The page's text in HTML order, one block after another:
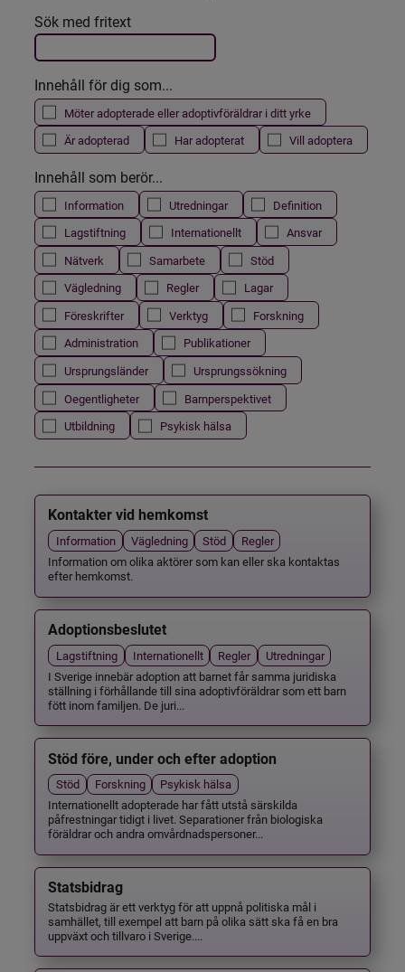
Filtrera resultatet
Det här formuläret postas automatiskt
Sök med fritext
Innehåll för dig som...
Möter adopterade eller adoptivföräldrar i ditt yrke
Är adopterad
Har adopterat Vill adoptera
Innehåll som berör...
Information Utredningar
Definition
Lagstiftning
Internationellt
Ansvar
Nätverk
Samarbete
Stöd
Vägledning
Regler
Lagar
Föreskrifter
Verktyg
Forskning
Administration
Publikationer
Ursprungsländer
Ursprungssökning
Oegentligheter
Barnperspektivet
Utbildning
Psykisk hälsa
Kontakter vid hemkomst
Information Vägledning Stöd
Regler
Information om olika aktörer som kan eller ska kontaktas
efter hemkomst.
Adoptionsbeslutet
Lagstiftning Internationellt Regler
Utredningar
I Sverige innebär adoption att barnet får samma juridiska
ställning i förhållande till sina adoptivföräldrar som ett barn
fött inom familjen. De juri...
Stöd före, under och efter adoption
Stöd Forskning
Psykisk hälsa
Internationellt adopterade har fått utstå särskilda
påfrestningar tidigt i livet. Separationer från biologiska
föräldrar och andra omvårdnadspersoner...
Statsbidrag
Statsbidrag är ett verktyg för att uppnå politiska mål i
samhället, till exempel att barn på olika sätt ska få en bra
uppväxt och tillvaro i Sverige....